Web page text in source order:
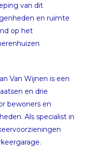
van dit
en ruimte
op het
Van Wijnen is een
en drie
bewoners en
Als specialist in